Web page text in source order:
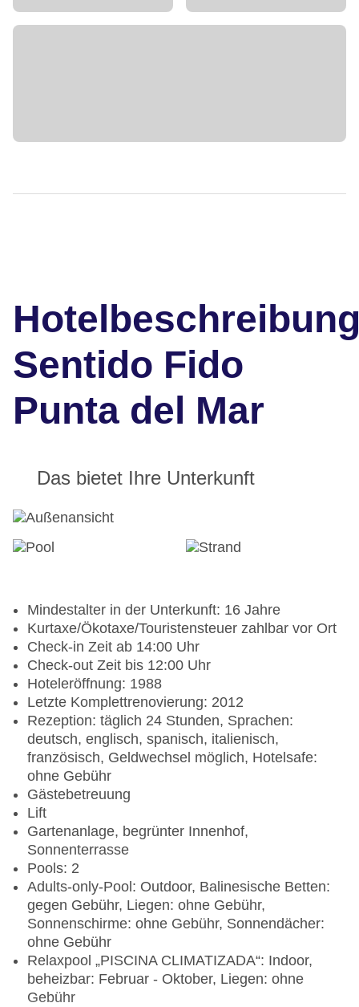
Sentido Fido
Punta del Mar
Das bietet Ihre Unterkunft
Mindestalter in der Unterkunft: 16 Jahre
Kurtaxe/Ökotaxe/Touristensteuer zahlbar vor Ort
Check-in Zeit ab 14:00 Uhr
Check-out Zeit bis 12:00 Uhr
Hoteleröffnung: 1988
Letzte Komplettrenovierung: 2012
Rezeption: täglich 24 Stunden, Sprachen:
deutsch, englisch, spanisch, italienisch,
französisch, Geldwechsel möglich, Hotelsafe:
ohne Gebühr
Gästebetreuung
Lift
Gartenanlage, begrünter Innenhof,
Sonnenterrasse
Pools: 2
Adults-only-Pool: Outdoor, Balinesische Betten:
gegen Gebühr, Liegen: ohne Gebühr,
Sonnenschirme: ohne Gebühr, Sonnendächer:
ohne Gebühr
Relaxpool „PISCINA CLIMATIZADA“: Indoor,
beheizbar: Februar - Oktober, Liegen: ohne
Gebühr